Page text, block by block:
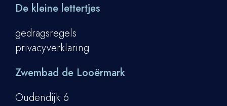
De kleine lettertjes
gedragsregels
privacyverklaring
Zwembad de Looërmark
Oudendijk 6